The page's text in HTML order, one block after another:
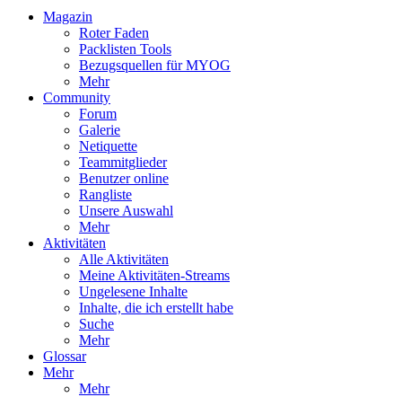
Magazin
Roter Faden
Packlisten Tools
Bezugsquellen für MYOG
Mehr
Community
Forum
Galerie
Netiquette
Teammitglieder
Benutzer online
Rangliste
Unsere Auswahl
Mehr
Aktivitäten
Alle Aktivitäten
Meine Aktivitäten-Streams
Ungelesene Inhalte
Inhalte, die ich erstellt habe
Suche
Mehr
Glossar
Mehr
Mehr